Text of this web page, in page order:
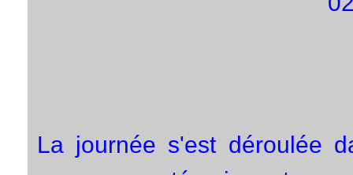
La journée s'est déroulée